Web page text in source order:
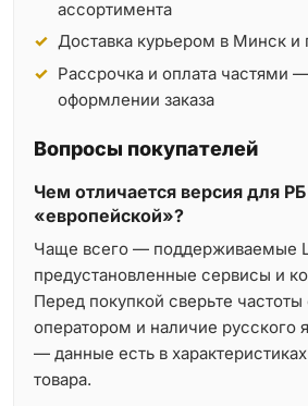
ассортимента
Доставка курьером в Минск и
Рассрочка и оплата частями
оформлении заказа
Вопросы покупателей
Чем отличается версия для РБ
«европейской»?
Чаще всего — поддерживаемые
предустановленные сервисы и
Перед покупкой сверьте
оператором и наличие русского
— данные есть в
товара.